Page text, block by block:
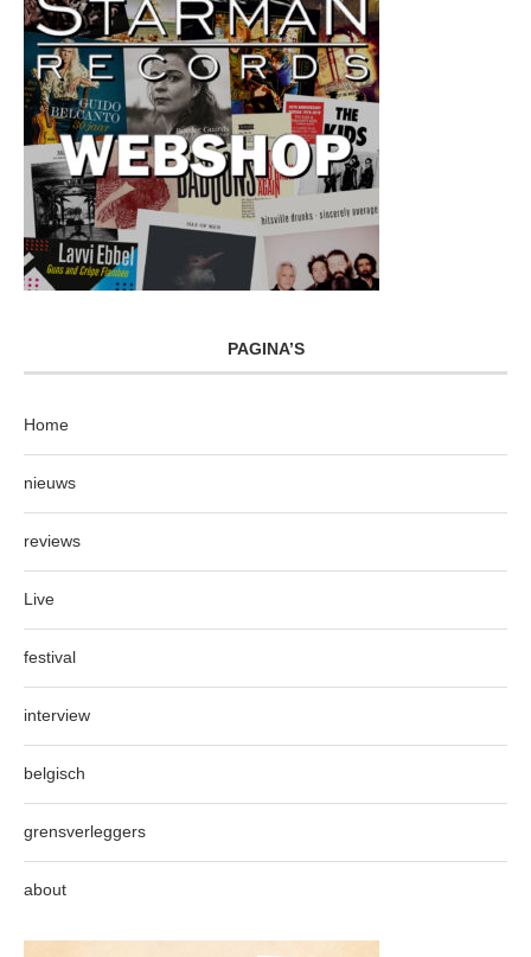
PAGINA’S
Home
nieuws
reviews
Live
festival
interview
belgisch
grensverleggers
about